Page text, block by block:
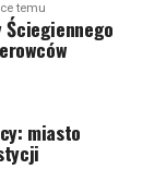
temu
Ściegiennego
miasto